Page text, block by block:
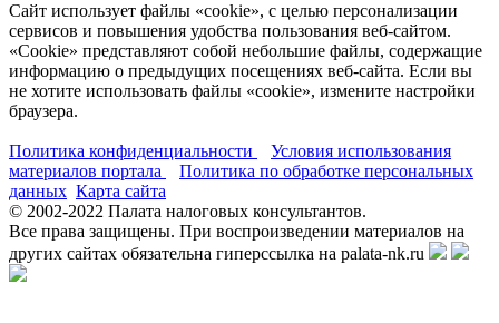
Сайт использует файлы «cookie», с целью персонализации
сервисов и повышения удобства пользования веб-сайтом.
«Cookie» представляют собой небольшие файлы, содержащие
информацию о предыдущих посещениях веб-сайта. Если вы
не хотите использовать файлы «cookie», измените настройки
браузера.
Политика конфиденциальности
Условия использования
материалов портала
Политика по обработке персональных
данных Карта сайта
© 2002-2022 Палата налоговых консультантов.
Все права защищены. При воспроизведении материалов на
других сайтах обязательна гиперссылка на palata-nk.ru